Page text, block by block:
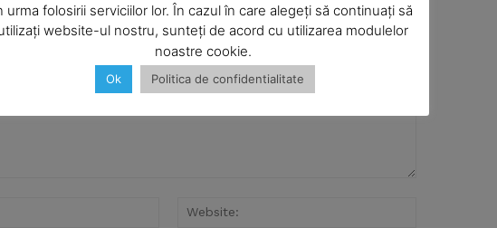
Subscription Plans
My account
Email:*
urma folosirii serviciilor lor. În cazul în care alegeți să continuați să
website-ul nostru, sunteți de acord cu utilizarea modulelor
noastre cookie.
Ok Politica de confidentialitate